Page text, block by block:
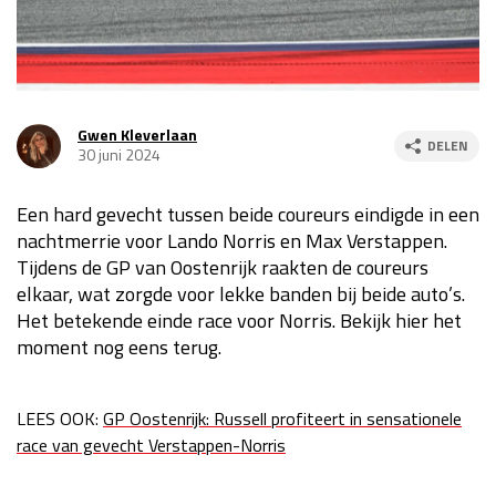
Race
za 13:00 - 15:00
Kwalificatie
za 23:00 - 00:00
Race
zo 21:00 - 23:00
Kwalificatie
za 19:00 - 20:00
Race
zo 18:00 - 20:00
Gwen Kleverlaan
30 juni 2024
DELEN
Een hard gevecht tussen beide coureurs eindigde in een
nachtmerrie voor Lando Norris en Max Verstappen.
Tijdens de GP van Oostenrijk raakten de coureurs
elkaar, wat zorgde voor lekke banden bij beide auto’s.
Het betekende einde race voor Norris. Bekijk hier het
moment nog eens terug.
LEES OOK: GP Oostenrijk: Russell profiteert in sensationele
race van gevecht Verstappen-Norris